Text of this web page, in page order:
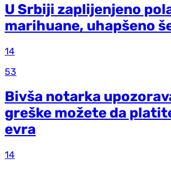
U Srbiji zaplijenjeno
marihuane, uhapšeno
14
53
Bivša notarka
greške možete da
evra
14